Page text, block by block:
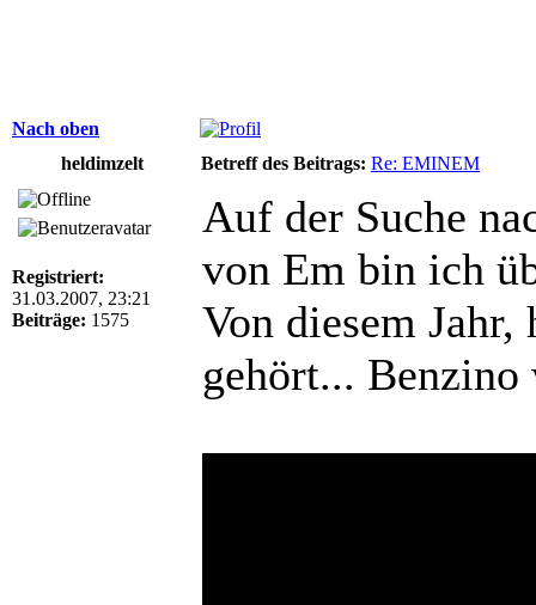
Nach oben
heldimzelt
Betreff des Beitrags: Re: EMINEM
Registriert:
31.03.2007, 23:21
Beiträge: 1575
Auf der Suche
von Em bin ich
Von diesem
gehört...